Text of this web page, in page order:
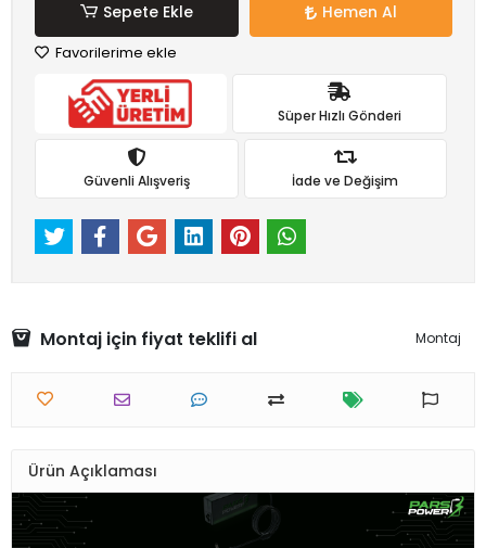
Sepete Ekle Hemen Al
Favorilerime ekle
Süper Hızlı Gönderi
Güvenli Alışveriş İade ve Değişim
Montaj için fiyat teklifi al Montaj
Ürün Açıklaması